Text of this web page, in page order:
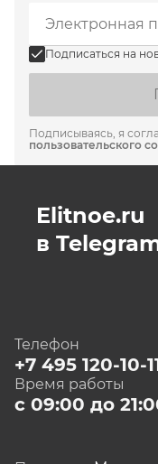
Подписаться на
Подписываясь, я
пользовательского
Elitnoe.ru
в
Телефон
+7 495 120-10-
Время работы
с 09:00 до